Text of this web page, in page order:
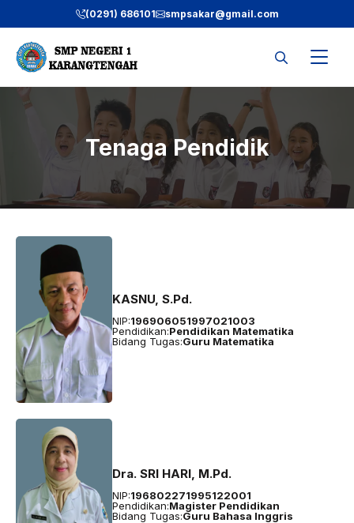
ke
(0291) 686101 smpsakar@gmail.com
Tenaga Pendidik
KASNU, S.Pd.
NIP:196906051997021003
Pendidikan:Pendidikan Matematika
Bidang Tugas:Guru Matematika
Dra. SRI HARI, M.Pd.
NIP:196802271995122001
Pendidikan:Magister Pendidikan
Bidang Tugas:Guru Bahasa Inggris